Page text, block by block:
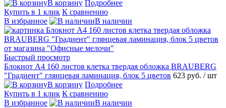
В корзину Подробнее
Купить в 1 клик К сравнению
В избранное
В наличии
Быстрый просмотр
Блокнот А4 160 листов клетка твердая обложка BRAUBERG
"Градиент" глянцевая ламинация, блок 5 цветов 623 руб. / шт
В корзину Подробнее
Купить в 1 клик К сравнению
В избранное
В наличии